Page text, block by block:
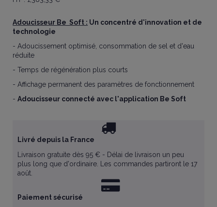
Adoucisseur Be Soft : Un concentré d'innovation et de
technologie
- Adoucissement optimisé, consommation de sel et d'eau
réduite
- Temps de régénération plus courts
- Affichage permanent des paramètres de fonctionnement
-Adoucisseur connecté avec l'application Be Soft
Livré depuis la France
Livraison gratuite dès 95 € - Délai de livraison un peu
plus long que d'ordinaire. Les commandes partiront le 17
août.
Paiement sécurisé